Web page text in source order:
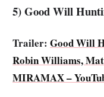
5) Good Will
Trailer: Good Will
Robin Williams,
MIRAMAX –